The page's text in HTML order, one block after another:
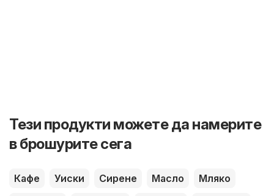
Тези продукти можете да намерите
в брошурите сега
Кафе Уиски Сирене Масло
Мляко